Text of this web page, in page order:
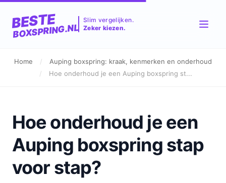
BESTE
BOXSPRING.NL
Slim vergelijken.
Zeker kiezen.
Home /
Auping boxspring: kraak, kenmerken en onderhoud
/
Hoe onderhoud je een Auping boxspring st...
Hoe onderhoud je een
Auping boxspring stap
voor stap?